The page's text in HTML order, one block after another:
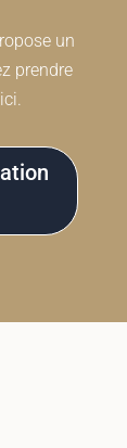
un
prendre